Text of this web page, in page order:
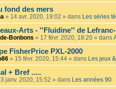
fond des mers
» 14 avr. 2020, 19:02 » dans Les séries
Arts - ''Fluidine'' de
Bonbons » 17 févr. 2020, 18:20 » dans
FisherPrice PXL-2000
» 15 févr. 2020, 15:44 » dans Les jeux
+ Bref .....
janv. 2020, 15:52 » dans Les années 90